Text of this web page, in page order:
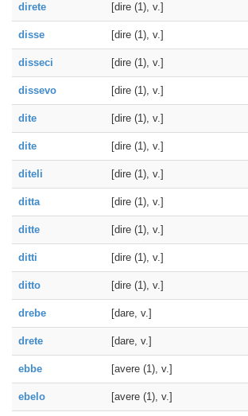
direte [dire (1), v.]
disse [dire (1), v.]
disseci [dire (1), v.]
dissevo [dire (1), v.]
dite [dire (1), v.]
dite [dire (1), v.]
diteli [dire (1), v.]
ditta [dire (1), v.]
ditte [dire (1), v.]
ditti [dire (1), v.]
ditto [dire (1), v.]
drebe [dare, v.]
drete [dare, v.]
ebbe [avere (1), v.]
ebelo [avere (1), v.]